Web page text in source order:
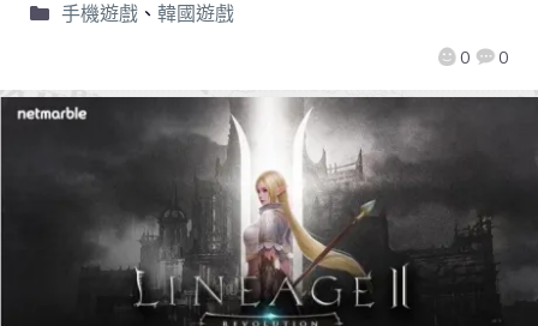
0 0
手機遊戲、 韓國遊戲